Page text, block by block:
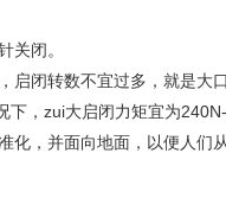
关闭。
启闭转数不宜过多，就是大
下， zui大启闭力矩宜为
化，并面向地面，以便人们